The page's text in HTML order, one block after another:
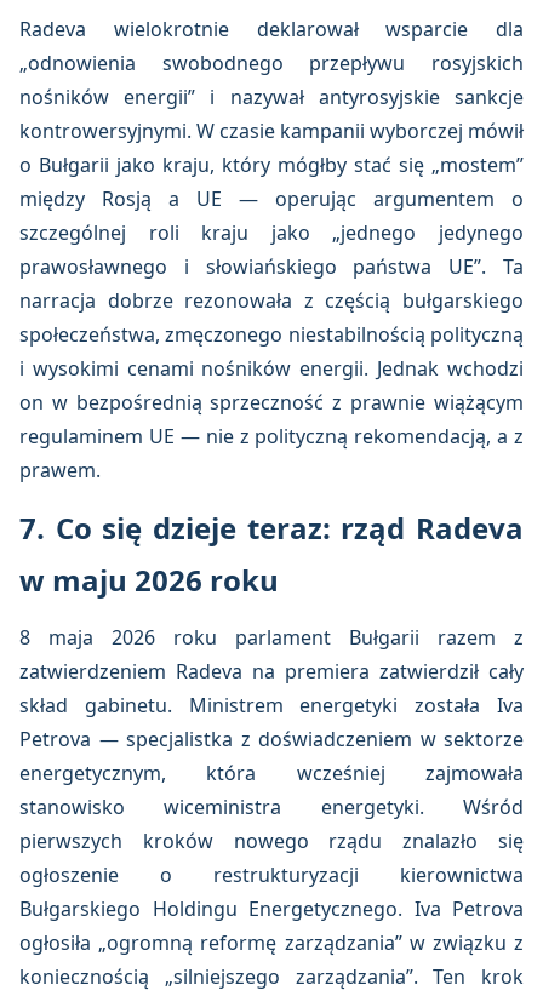
Radeva wielokrotnie deklarował wsparcie dla
„odnowienia swobodnego przepływu rosyjskich
nośników energii” i nazywał antyrosyjskie sankcje
kontrowersyjnymi. W czasie kampanii wyborczej mówił
o Bułgarii jako kraju, który mógłby stać się „mostem”
między Rosją a UE — operując argumentem o
szczególnej roli kraju jako „jednego jedynego
prawosławnego i słowiańskiego państwa UE”. Ta
narracja dobrze rezonowała z częścią bułgarskiego
społeczeństwa, zmęczonego niestabilnością polityczną
i wysokimi cenami nośników energii. Jednak wchodzi
on w bezpośrednią sprzeczność z prawnie wiążącym
regulaminem UE — nie z polityczną rekomendacją, a z
prawem.
7. Co się dzieje teraz: rząd Radeva
w maju 2026 roku
8 maja 2026 roku parlament Bułgarii razem z
zatwierdzeniem Radeva na premiera zatwierdził cały
skład gabinetu. Ministrem energetyki została Iva
Petrova — specjalistka z doświadczeniem w sektorze
energetycznym, która wcześniej zajmowała
stanowisko wiceministra energetyki. Wśród
pierwszych kroków nowego rządu znalazło się
ogłoszenie o restrukturyzacji kierownictwa
Bułgarskiego Holdingu Energetycznego. Iva Petrova
ogłosiła „ogromną reformę zarządzania” w związku z
koniecznością „silniejszego zarządzania”. Ten krok